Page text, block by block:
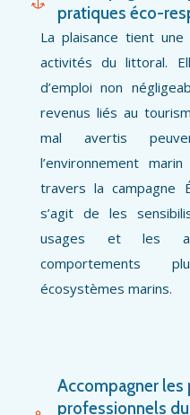
pratiques éco-
La plaisance tient
activités du littoral.
d’emploi non
revenus liés au
mal avertis
l’environnement
travers la campagne
s’agit de les
usages et les
comportements
écosystèmes marins.
Accompagner les
professionnels